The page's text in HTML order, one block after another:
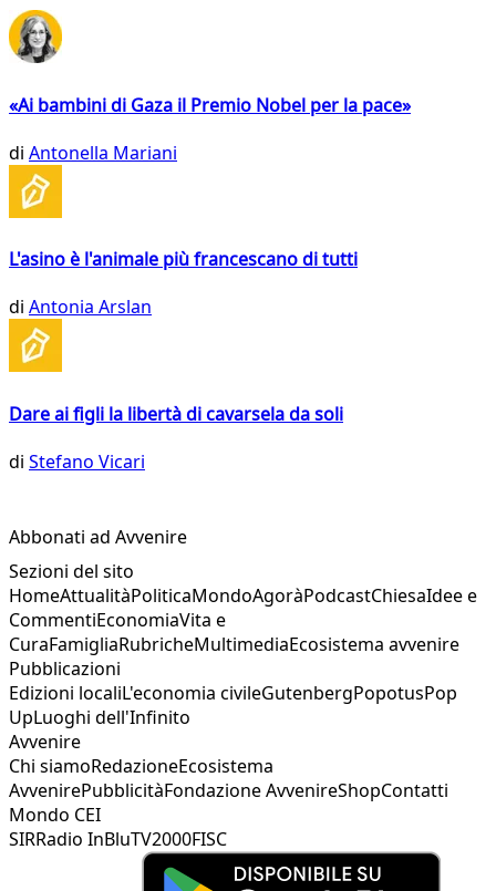
«Ai bambini di Gaza il Premio Nobel per la pace»
di Antonella Mariani
L'asino è l'animale più francescano di tutti
di Antonia Arslan
Dare ai figli la libertà di cavarsela da soli
di Stefano Vicari
Abbonati ad Avvenire
Sezioni del sito
HomeAttualitàPoliticaMondoAgoràPodcastChiesaIdee e
CommentiEconomiaVita e
CuraFamigliaRubricheMultimediaEcosistema avvenire
Pubblicazioni
Edizioni localiL'economia civileGutenbergPopotusPop
UpLuoghi dell'Infinito
Avvenire
Chi siamoRedazioneEcosistema
AvvenirePubblicitàFondazione AvvenireShopContatti
Mondo CEI
SIRRadio InBluTV2000FISC